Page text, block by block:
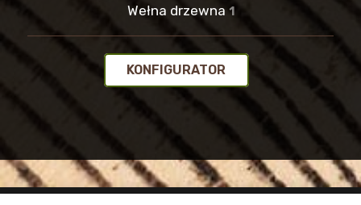
Wełna drzewna 1
KONFIGURATOR